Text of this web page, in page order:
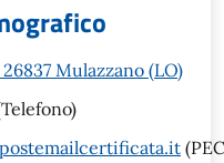
Mulazzano (LO)